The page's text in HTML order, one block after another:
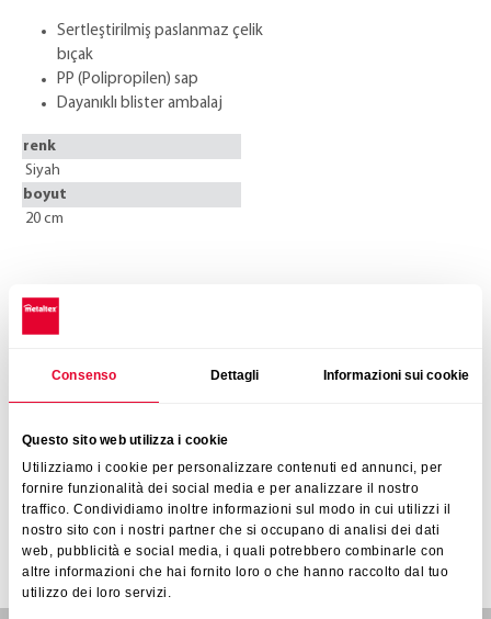
Consenso Dettagli Informazioni sui cookie
Questo sito web utilizza i cookie
Utilizziamo i cookie per personalizzare contenuti ed annunci, per
fornire funzionalità dei social media e per analizzare il nostro
traffico. Condividiamo inoltre informazioni sul modo in cui utilizzi il
nostro sito con i nostri partner che si occupano di analisi dei dati
web, pubblicità e social media, i quali potrebbero combinarle con
altre informazioni che hai fornito loro o che hanno raccolto dal tuo
utilizzo dei loro servizi.
Sertleştirilmiş paslanmaz çelik
bıçak
PP (Polipropilen) sap
Dayanıklı blister ambalaj
renk
Siyah
boyut
20 cm
BUNLAR DA İLGİNİZİ ÇEKEBİLİR
TEKLİF İSTEYİN
Bu hizmet yalnızca şirketlere ve bayilere sunulmaktadır
Bize ulaşın